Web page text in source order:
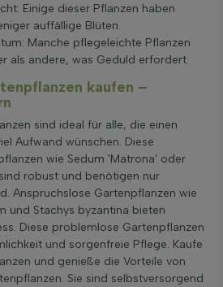
Einige dieser Pflanzen haben
auffällige Blüten.
Manche pflegeleichte Pflanzen
als andere, was Geduld erfordert.
kaufen –
sind ideal für alle, die einen
Aufwand wünschen. Diese
wie Sedum 'Matrona' oder
robust und benötigen nur
Anspruchslose Gartenpflanzen wie
und Stachys byzantina bieten
Diese problemlose Gartenpflanzen
und sorgenfreie Pflege. Kaufe
und genieße die Vorteile von
Sie sind selbstversorgend